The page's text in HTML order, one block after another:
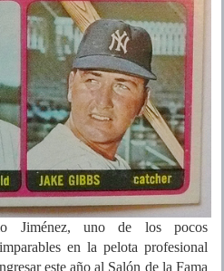
Jiménez, uno de los pocos
en la pelota profesional
este año al Salón de la Fama